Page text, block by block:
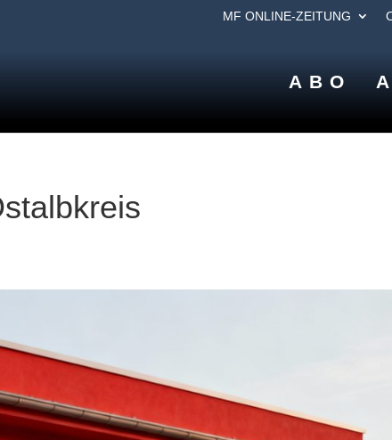
MF ONLINE-ZEITUNG
ABO